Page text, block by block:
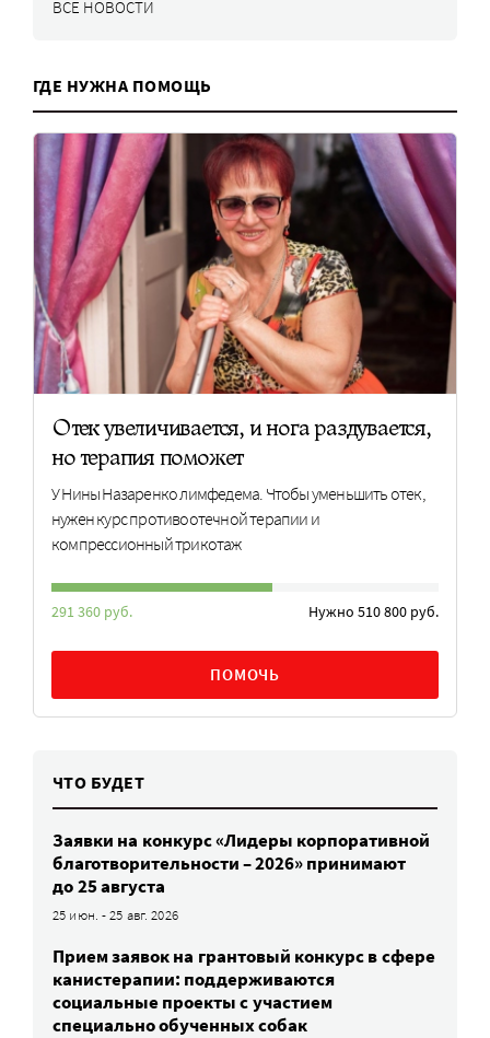
ВСЕ НОВОСТИ
ГДЕ НУЖНА ПОМОЩЬ
Отек увеличивается, и нога раздувается,
но терапия поможет
У Нины Назаренко лимфедема. Чтобы уменьшить отек,
нужен курс противоотечной терапии и
компрессионный трикотаж
291 360 руб. Нужно 510 800 руб.
ПОМОЧЬ
ЧТО БУДЕТ
Заявки на конкурс «Лидеры корпоративной
благотворительности – 2026» принимают
до 25 августа
25 июн. - 25 авг. 2026
Прием заявок на грантовый конкурс в сфере
канистерапии: поддерживаются
социальные проекты с участием
специально обученных собак